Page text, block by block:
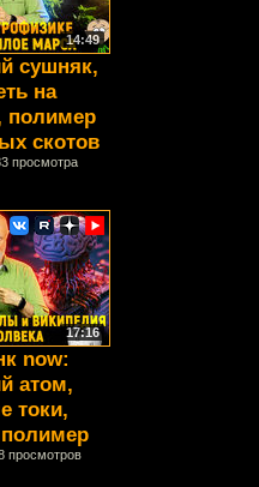
14:49
сушняк,
на
полимер
скотов
просмотра
17:16
now:
атом,
токи,
просмотров